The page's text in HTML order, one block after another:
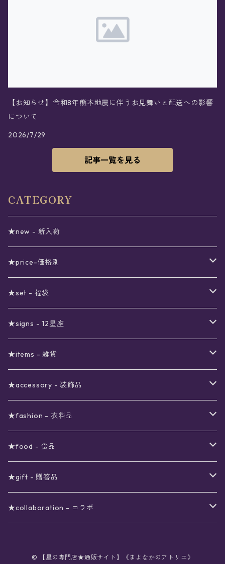
【お知らせ】令和8年熊本地震に伴うお見舞いと配送への影響
について
2026/7/29
記事一覧を見る
CATEGORY
★new - 新入荷
★price-価格別
セール
真夜中のSALE
予約限定SALE
〜1000円
〜2000円
〜3000円
〜4000円
〜5000円
〜6000円
〜7000円
★set - 福袋
12星座福袋
星の市福袋
★signs - 12星座
12星座ギフトセット
★items - 雑貨
ステーショナリー
ギフトボックス
ノート
メイクアップ
ネイルカラー
アロマスプレー
ポーチ
夜空の星月
扇子(うちわ)
インテリア
★accessory - 装飾品
ピアス
星
月
イヤリング
星
月
ネックレス
星
チョーカー
★fashion - 衣料品
ワンピース
スター
フラワー
トップス
ブラウス
ボトムス
★food - 食品
珈琲
紅茶
★gift - 贈答品
ラッピング用オプション
★collaboration - コラボ
© 【星の専門店★通販サイト】《まよなかのアトリエ》